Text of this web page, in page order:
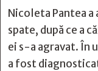
Nicoleta Pantea a
spate, după ce a
ei s-a agravat. În
a fost